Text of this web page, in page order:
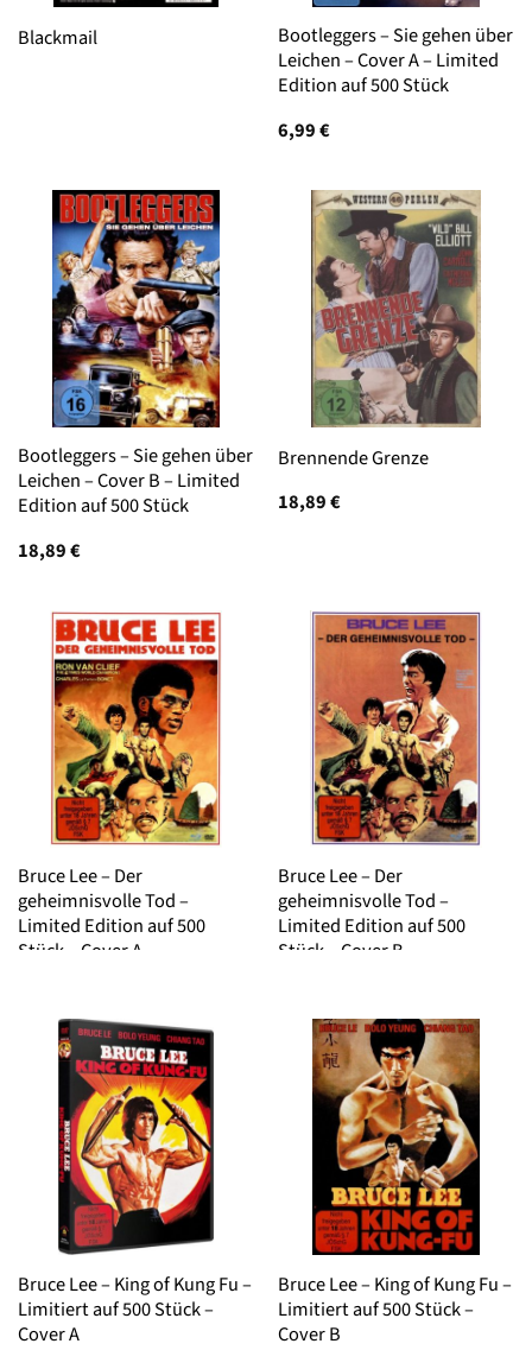
Blackmail
Bootleggers – Sie gehen über
Leichen – Cover A – Limited
Edition auf 500 Stück
6,99€
Bootleggers – Sie gehen über
Leichen – Cover B – Limited
Edition auf 500 Stück
18,89€
Brennende Grenze
18,89€
Bruce Lee – Der
geheimnisvolle Tod –
Limited Edition auf 500
Stück – Cover A
Bruce Lee – Der
geheimnisvolle Tod –
Limited Edition auf 500
Stück – Cover B
Bruce Lee – King of Kung Fu –
Limitiert auf 500 Stück –
Cover A
Bruce Lee – King of Kung Fu –
Limitiert auf 500 Stück –
Cover B